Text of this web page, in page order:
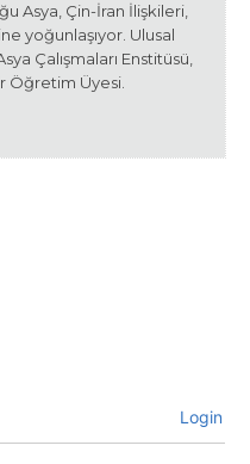
Asya, Çin-İran İlişkileri,
yoğunlaşıyor. Ulusal
Çalışmaları Enstitüsü,
Öğretim Üyesi.
Login